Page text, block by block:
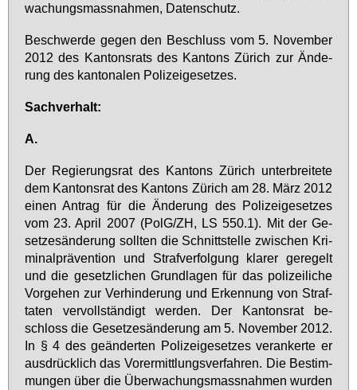
wa­chungs­mass­nah­men, Da­ten­schutz.
Be­schwer­de ge­gen den Be­schluss vom 5. No­vem­ber
2012 des Kan­tons­rats des Kan­tons Zü­rich zur Än­de­
rung des kan­to­na­len Po­li­zei­ge­set­zes.
Sach­ver­halt:
A.
Der Re­gie­rungs­rat des Kan­tons Zü­rich un­ter­brei­te­te
dem Kan­tons­rat des Kan­tons Zü­rich am 28. März 2012
ei­nen An­trag für die Än­de­rung des Po­li­zei­ge­set­zes
vom 23. April 2007 (PolG/ZH, LS 550.1). Mit der Ge­
set­zes­än­de­rung soll­ten die Schnitt­stel­le zwi­schen Kri­
mi­nal­prä­ven­ti­on und Straf­ver­fol­gung kla­rer ge­re­gelt
und die ge­setz­li­chen Grund­la­gen für das po­li­zei­li­che
Vor­ge­hen zur Ver­hin­de­rung und Er­ken­nung von Straf­
ta­ten ver­voll­stän­digt wer­den. Der Kan­tons­rat be­
schloss die Ge­set­zes­än­de­rung am 5. No­vem­ber 2012.
In § 4 des ge­än­der­ten Po­li­zei­ge­set­zes ver­an­ker­te er
aus­drück­lich das Vor­er­mitt­lungs­ver­fah­ren. Die Be­stim­
mun­gen über die Über­wa­chungs­mass­nah­men wur­den